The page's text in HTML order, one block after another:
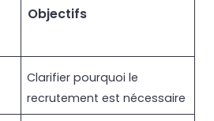
Objectifs
Clarifier pourquoi le
recrutement est nécessaire